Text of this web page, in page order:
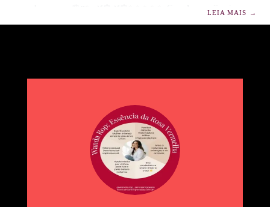
sobre o amor🌹♥️✨ 🌿🌹🌿🌹✨✨✨✨✨ Com Amor e Poesia,
do Sul — cada visita
LEIA MAIS →